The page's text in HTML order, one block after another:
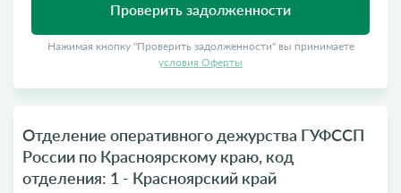
Проверить задолженности
Нажимая кнопку "Проверить задолженности" вы принимаете
условия Оферты
Отделение оперативного дежурства ГУФССП
России по Красноярскому краю, код
отделения: 1 - Красноярский край